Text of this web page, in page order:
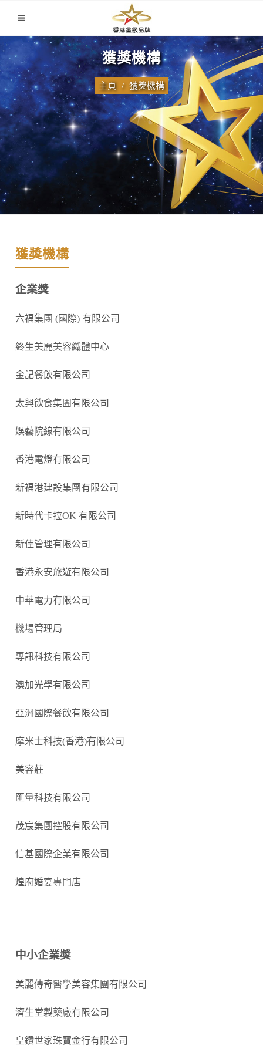
獲獎機構
主頁 獲獎機構
獲獎機構
企業獎
六福集團 (國際) 有限公司
終生美麗美容纖體中心
金記餐飲有限公司
太興飲食集團有限公司
娛藝院線有限公司
香港電燈有限公司
新福港建設集團有限公司
新時代卡拉OK 有限公司
新佳管理有限公司
香港永安旅遊有限公司
中華電力有限公司
機場管理局
專訊科技有限公司
澳加光學有限公司
亞洲國際餐飲有限公司
摩米士科技(香港)有限公司
美容莊
匯量科技有限公司
茂宸集團控股有限公司
信基國際企業有限公司
煌府婚宴專門店
中小企業獎
美麗傳奇醫學美容集團有限公司
濟生堂製藥廠有限公司
皇鑽世家珠寶金行有限公司